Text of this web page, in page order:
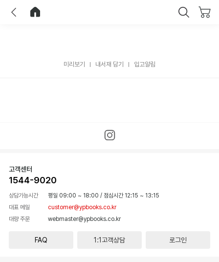
미리보기 내서재 담기 입고알림
고객센터
1544-9020
상담가능시간 평일 09:00 ~ 18:00 / 점심시간 12:15 ~ 13:15
대표 메일
customer@ypbooks.co.kr
대량 주문
webmaster@ypbooks.co.kr
FAQ 1:1고객상담 로그인